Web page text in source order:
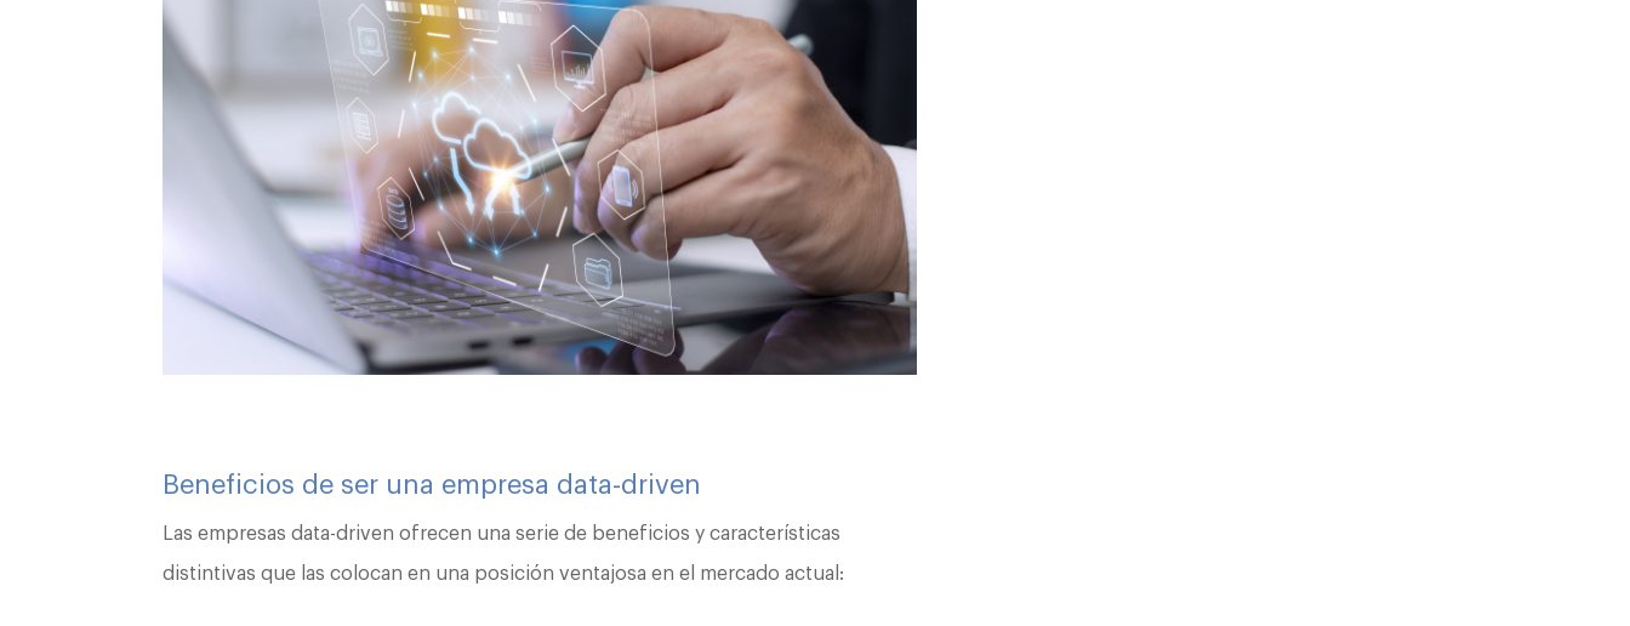
Beneficios de ser una empresa data-driven
Las empresas data-driven ofrecen una serie de beneficios y características
distintivas que las colocan en una posición ventajosa en el mercado actual: